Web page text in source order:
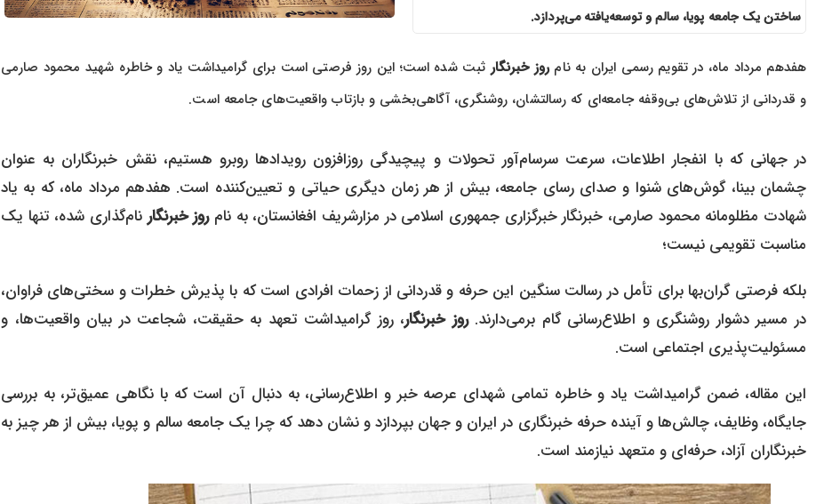
ساختن یک جامعه پویا، سالم و توسعه‌یافته می‌پردازد.
هفدهم مرداد ماه، در تقویم رسمی ایران به نامروز خبرنگارثبت شده است؛ این روز فرصتی است برای گرامیداشت یاد و خاطره شهید محمود صارمی
و قدردانی از تلاش‌های بی‌وقفه جامعه‌ای که رسالتشان، روشنگری، آگاهی‌بخشی و بازتاب واقعیت‌های جامعه است.
در جهانی که با انفجار اطلاعات، سرعت سرسام‌آور تحولات و پیچیدگی روزافزون رویدادها روبرو هستیم، نقش خبرنگاران به عنوان
چشمان بینا، گوش‌های شنوا و صدای رسای جامعه، بیش از هر زمان دیگری حیاتی و تعیین‌کننده است. هفدهم مرداد ماه، که به یاد
شهادت مظلومانه محمود صارمی، خبرنگار خبرگزاری جمهوری اسلامی در مزارشریف افغانستان، به نامروز خبرنگارنام‌گذاری شده، تنها یک
مناسبت تقویمی نیست؛
بلکه فرصتی گران‌بها برای تأمل در رسالت سنگین این حرفه و قدردانی از زحمات افرادی است که با پذیرش خطرات و سختی‌های فراوان،
در مسیر دشوار روشنگری و اطلاع‌رسانی گام برمی‌دارند.روز خبرنگار، روز گرامیداشت تعهد به حقیقت، شجاعت در بیان واقعیت‌ها، و
مسئولیت‌پذیری اجتماعی است.
این مقاله، ضمن گرامیداشت یاد و خاطره تمامی شهدای عرصه خبر و اطلاع‌رسانی، به دنبال آن است که با نگاهی عمیق‌تر، به بررسی
جایگاه، وظایف، چالش‌ها و آینده حرفه خبرنگاری در ایران و جهان بپردازد و نشان دهد که چرا یک جامعه سالم و پویا، بیش از هر چیز به
خبرنگاران آزاد، حرفه‌ای و متعهد نیازمند است.